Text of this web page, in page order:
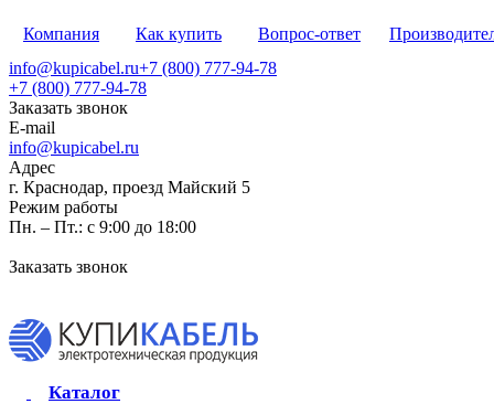
Компания Как купить Вопрос-ответ
info@kupicabel.ru+7 (800) 777-94-78
+7 (800) 777-94-78
Заказать звонок
E-mail
info@kupicabel.ru
Адрес
г. Краснодар, проезд Майский 5
Режим работы
Пн. – Пт.: с 9:00 до 18:00
Заказать звонок
Каталог